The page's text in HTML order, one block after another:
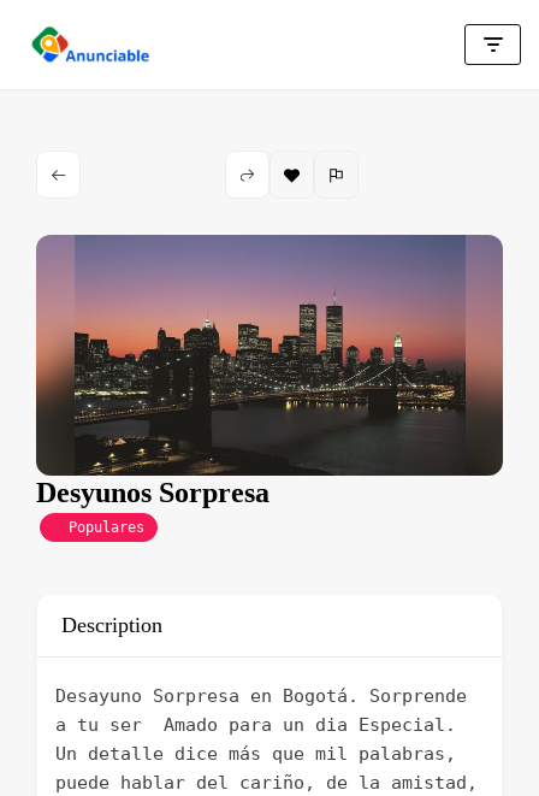
Saltar
Desyunos Sorpresa
Populares
Description
Desayuno Sorpresa en Bogotá. Sorprende
a tu ser Amado para un dia Especial.
Un detalle dice más que mil palabras,
puede hablar del cariño, de la amistad,